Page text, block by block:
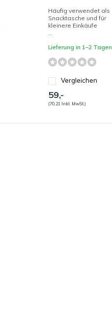
Häufig verwendet als
Snacktasche und für
kleinere Einkäufe
...
Lieferung in 1–2 Tagen
Vergleichen
59,-
(70,21 Inkl. MwSt.)